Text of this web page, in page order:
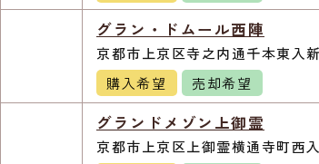
グラン・ドムール西陣
京都市上京区寺之内通千本東入
購入希望
売却希望
グランドメゾン上御霊
京都市上京区上御霊横通寺町西